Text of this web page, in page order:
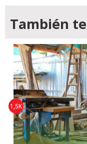
También
1,5K